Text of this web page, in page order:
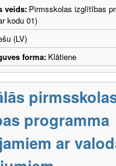
veids: Pirmsskolas izglītības
kodu 01)
(LV)
forma: Klātiene
programma
ar